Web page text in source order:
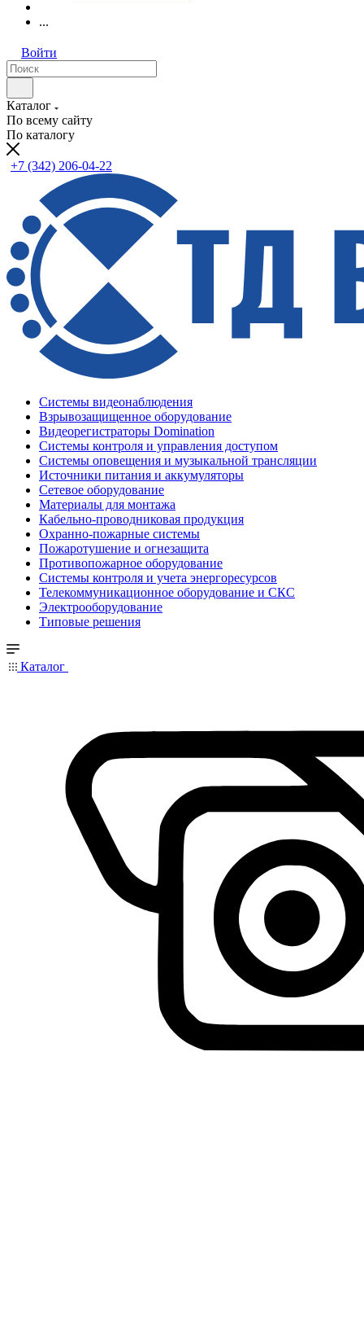
...
Войти
Каталог
По всему сайту
По каталогу
+7 (342) 206-04-22
Системы видеонаблюдения
Взрывозащищенное оборудование
Видеорегистраторы Domination
Системы контроля и управления доступом
Системы оповещения и музыкальной трансляции
Источники питания и аккумуляторы
Сетевое оборудование
Материалы для монтажа
Кабельно-проводниковая продукция
Охранно-пожарные системы
Пожаротушение и огнезащита
Противопожарное оборудование
Системы контроля и учета энергоресурсов
Телекоммуникационное оборудование и СКС
Электрооборудование
Типовые решения
Каталог